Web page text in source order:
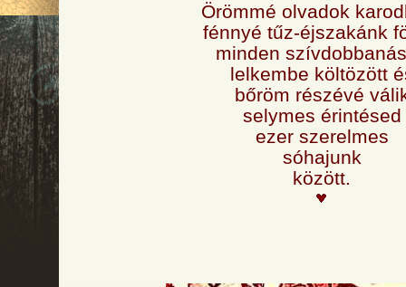
Örömmé olvadok
fénnyé tűz-éjszakánk
minden
lelkembe költözött
bőröm részévé
selymes érintésed
ezer szerelmes
sóhajunk
között.